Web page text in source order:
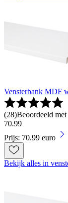
Vensterbank MDF
(28)Beoordeeld
70.99
Prijs: 70.99 euro
Bekijk alles in